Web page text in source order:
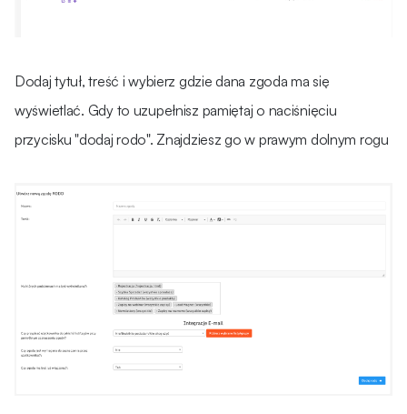
Dodaj tytuł, treść i wybierz gdzie dana zgoda ma się
wyświetlać. Gdy to uzupełnisz pamiętaj o naciśnięciu
przycisku "dodaj rodo". Znajdziesz go w prawym dolnym rogu